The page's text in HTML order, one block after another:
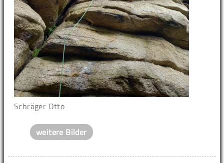
Schräger Otto
weitere Bilder